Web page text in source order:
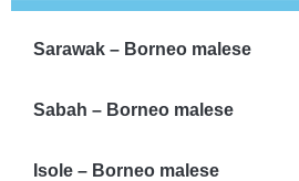
Sarawak – Borneo malese
Sabah – Borneo malese
Isole – Borneo malese